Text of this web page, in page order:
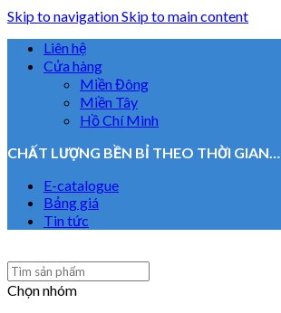
Skip to navigationSkip to main content
Liên hệ
Cửa hàng
Miền Đông
Miền Tây
Hồ Chí Minh
CHẤT LƯỢNG BỀN BỈ THEO THỜI GIAN…
E-catalogue
Bảng giá
Tin tức
Chọn nhóm